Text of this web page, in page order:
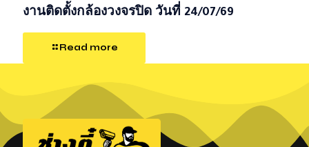
งานติดตั้งกล้องวงจรปิด วันที่ 24/07/69
Read more